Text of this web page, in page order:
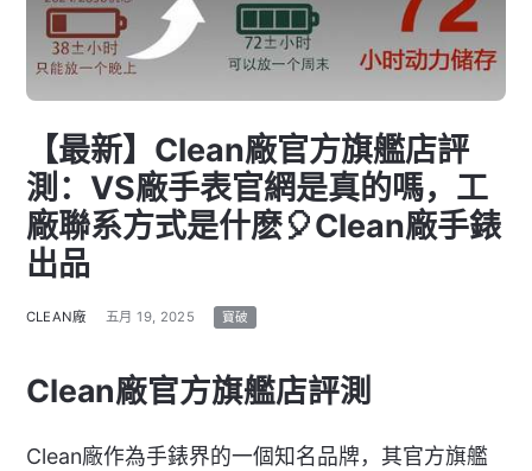
【最新】Clean廠官方旗艦店評
測：VS廠手表官網是真的嗎，工
廠聯系方式是什麽🎈Clean廠手錶
出品
CLEAN廠 五月 19, 2025 寶破
Clean廠官方旗艦店評測
Clean廠作為手錶界的一個知名品牌，其官方旗艦